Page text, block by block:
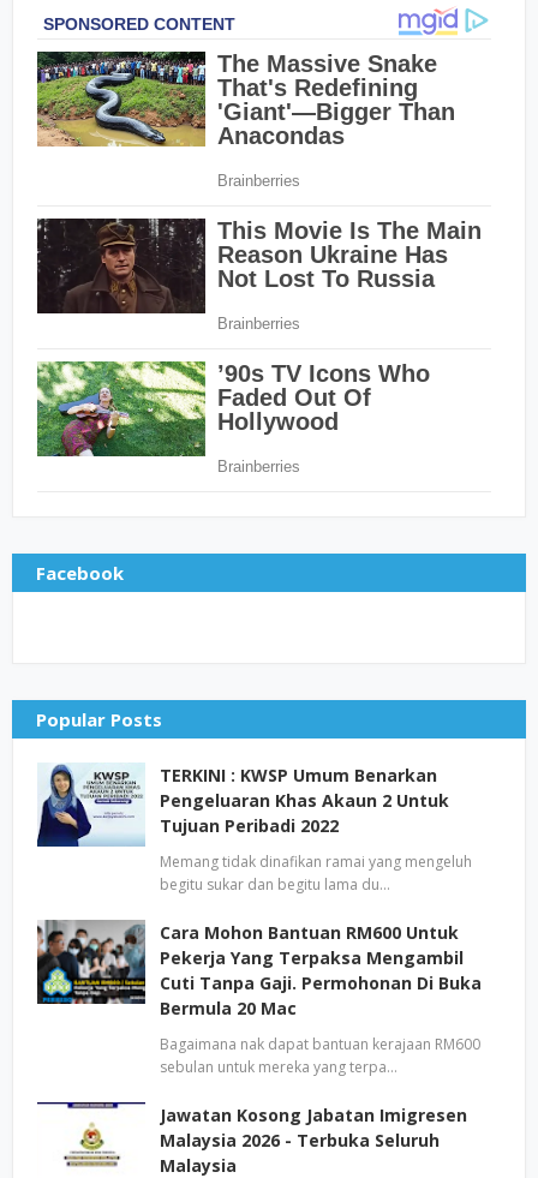
Facebook
Popular Posts
TERKINI : KWSP Umum Benarkan
Pengeluaran Khas Akaun 2 Untuk
Tujuan Peribadi 2022
Memang tidak dinafikan ramai yang mengeluh
begitu sukar dan begitu lama du…
Cara Mohon Bantuan RM600 Untuk
Pekerja Yang Terpaksa Mengambil
Cuti Tanpa Gaji. Permohonan Di Buka
Bermula 20 Mac
Bagaimana nak dapat bantuan kerajaan RM600
sebulan untuk mereka yang terpa…
Jawatan Kosong Jabatan Imigresen
Malaysia 2026 - Terbuka Seluruh
Malaysia